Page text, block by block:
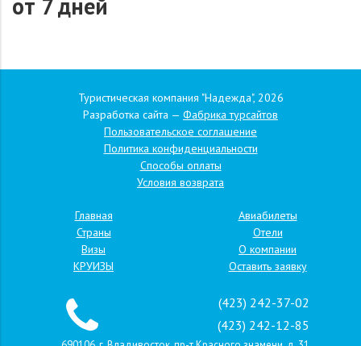
Туристическая компания "Надежда", 2026
Разработка сайта — Фабрика турсайтов
Пользовательское соглашение
Политика конфиденциальности
Способы оплаты
Условия возврата
Главная
Страны
Визы
КРУИЗЫ
Авиабилеты
Отели
О компании
Оставить заявку
(423) 242-37-02
(423) 242-12-85